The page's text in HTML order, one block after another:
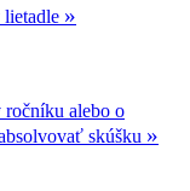
lietadle »
alebo o
skúšku »